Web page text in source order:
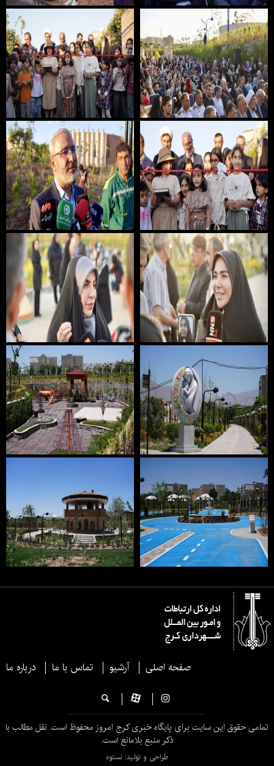
صفحه اصلی آرشیو تماس با ما درباره ما
تمامی حقوق این سایت برای پایگاه خبری کرج امروز محفوظ است. نقل مطالب با
ذکر منبع بلامانع است.
طراحی و تولید: نستوه